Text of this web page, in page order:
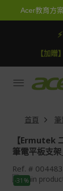
指定筆電贈延長
首頁
【Ermutek
筆電平板支
Ref.
Skip
to
-31%
Skip